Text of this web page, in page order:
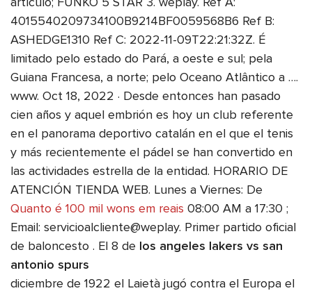
4015540209734100B9214BF0059568B6 Ref B:
ASHEDGE1310 Ref C: 2022-11-09T22:21:32Z. É
limitado pelo estado do Pará, a oeste e sul; pela
Guiana Francesa, a norte; pelo Oceano Atlântico a ….
www. Oct 18, 2022 · Desde entonces han pasado
cien años y aquel embrión es hoy un club referente
en el panorama deportivo catalán en el que el tenis
y más recientemente el pádel se han convertido en
las actividades estrella de la entidad. HORARIO DE
ATENCIÓN TIENDA WEB. Lunes a Viernes: De
Quanto é 100 mil wons em reais 08:00 AM a 17:30 ;
Email: servicioalcliente@weplay. Primer partido oficial
de baloncesto . El 8 de los angeles lakers vs san
antonio spurs
diciembre de 1922 el Laietà jugó contra el Europa el